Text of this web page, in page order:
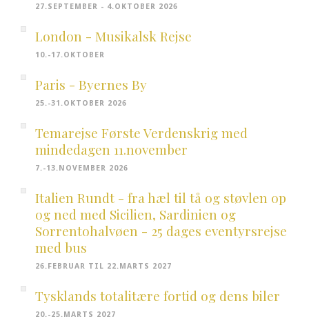
27.SEPTEMBER - 4.OKTOBER 2026
London - Musikalsk Rejse
10.-17.OKTOBER
Paris - Byernes By
25.-31.OKTOBER 2026
Temarejse Første Verdenskrig med
mindedagen 11.november
7.-13.NOVEMBER 2026
Italien Rundt - fra hæl til tå og støvlen op
og ned med Sicilien, Sardinien og
Sorrentohalvøen - 25 dages eventyrsrejse
med bus
26.FEBRUAR TIL 22.MARTS 2027
Tysklands totalitære fortid og dens biler
20.-25.MARTS 2027